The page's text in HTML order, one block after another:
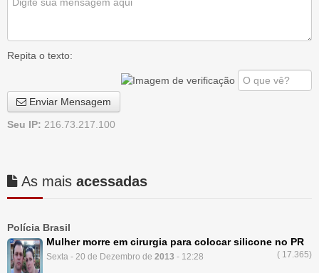
Repita o texto:
Enviar Mensagem
Seu IP: 216.73.217.100
As mais acessadas
Polícia Brasil
Mulher morre em cirurgia para colocar silicone no PR
( 17.365)
Sexta - 20 de Dezembro de 2013 - 12:28